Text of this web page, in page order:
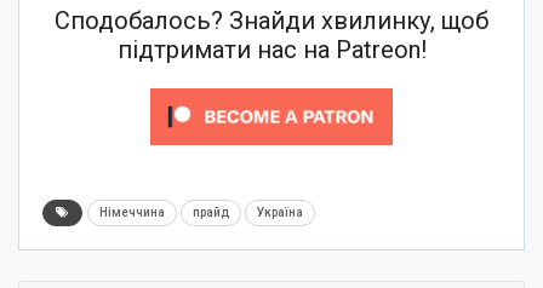
Сподобалось? Знайди хвилинку, щоб
підтримати нас на Patreon!
Німеччина прайд Україна